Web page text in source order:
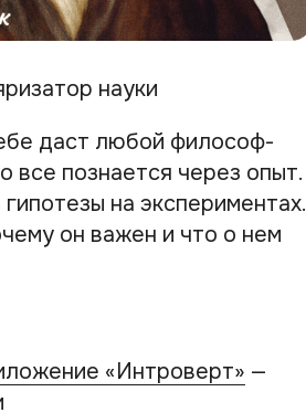
науки
даст любой философ-
познается через опыт.
на экспериментах.
он важен и что о нем
«Интроверт» —